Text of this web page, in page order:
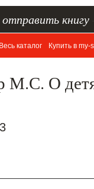
отправить книгу
Весь каталог Купить в my-
М.С. О